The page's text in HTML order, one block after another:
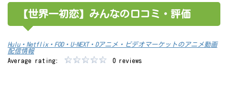
【世界一初恋】みんなの口コミ・評価
Hulu・Netflix・FOD・U-NEXT・Dアニメ・ビデオマーケットのアニメ動画
配信情報
Average rating:
0 reviews